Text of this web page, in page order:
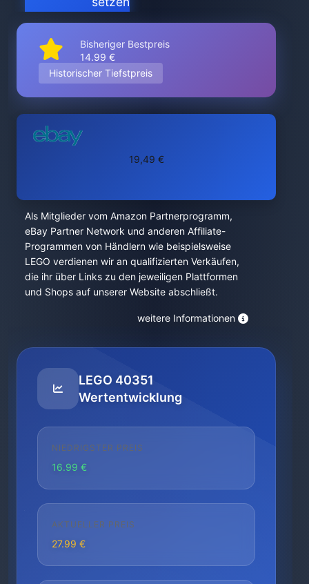
Bisheriger Bestpreis
14.99 €
Historischer Tiefstpreis
19,49 €
Als Mitglieder vom Amazon Partnerprogramm,
eBay Partner Network und anderen Affiliate-
Programmen von Händlern wie beispielsweise
LEGO verdienen wir an qualifizierten Verkäufen,
die ihr über Links zu den jeweiligen Plattformen
und Shops auf unserer Website abschließt.
weitere Informationen
LEGO 40351
Wertentwicklung
NIEDRIGSTER PREIS
16.99 €
AKTUELLER PREIS
27.99 €